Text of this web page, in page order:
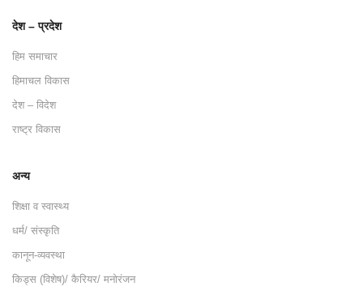
देश – प्रदेश
हिम समाचार
हिमाचल विकास
देश – विदेश
राष्ट्र विकास
अन्य
शिक्षा व स्वास्थ्य
धर्म/ संस्कृति
कानून-व्यवस्था
किड्स (विशेष)/ कैरियर/ मनोरंजन